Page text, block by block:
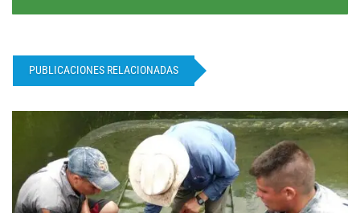
PUBLICACIONES RELACIONADAS